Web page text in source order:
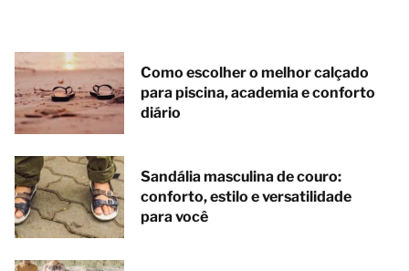
Como escolher o melhor calçado
para piscina, academia e conforto
diário
Sandália masculina de couro:
conforto, estilo e versatilidade
para você